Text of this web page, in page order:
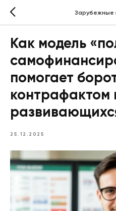
Зарубежные
Как модель
помогает
контрафактом
25.12.2025